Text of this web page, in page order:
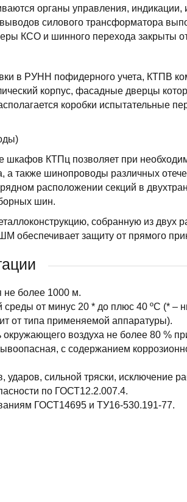
органы управления,
силового трансформатора
КСО и шинного перехода закрыты
в РУНН пофидерного учета, КТПВ
корпус, фасадные дверцы
коробки испытательные
шкафов КТПц позволяет при
а также шинопроводы различных
расположении секций в
шин.
собранную из двух
обеспечивает защиту от прямого
не более 1000 м.
от минус 20 * до плюс 40 ºС (* –
от типа применяемой аппаратуры).
окружающего воздуха не более 80 %
с содержанием
ударов, сильной тряски, исключение
по ГОСТ12.2.007.4.
ГОСТ14695 и ТУ16-530.191-77.